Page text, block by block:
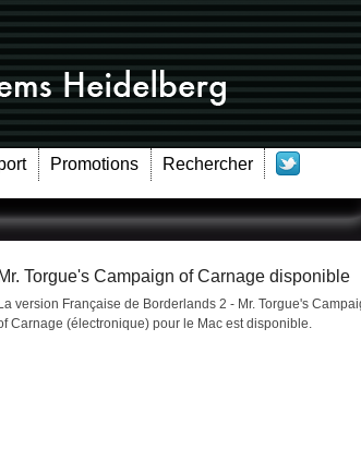
Promotions Rechercher
Mr. Torgue's Campaign of Carnage disponible
La version Française de Borderlands 2 - Mr. Torgue's
Carnage (électronique) pour le Mac est disponible.